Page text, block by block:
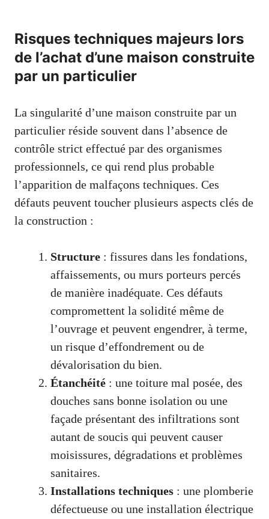
Risques techniques majeurs lors
de l’achat d’une maison construite
par un particulier
La singularité d’une maison construite par un
particulier réside souvent dans l’absence de
contrôle strict effectué par des organismes
professionnels, ce qui rend plus probable
l’apparition de malfaçons techniques. Ces
défauts peuvent toucher plusieurs aspects clés de
la construction :
Structure : fissures dans les fondations,
affaissements, ou murs porteurs percés
de manière inadéquate. Ces défauts
compromettent la solidité même de
l’ouvrage et peuvent engendrer, à terme,
un risque d’effondrement ou de
dévalorisation du bien.
Étanchéité : une toiture mal posée, des
douches sans bonne isolation ou une
façade présentant des infiltrations sont
autant de soucis qui peuvent causer
moisissures, dégradations et problèmes
sanitaires.
Installations techniques : une plomberie
défectueuse ou une installation électrique